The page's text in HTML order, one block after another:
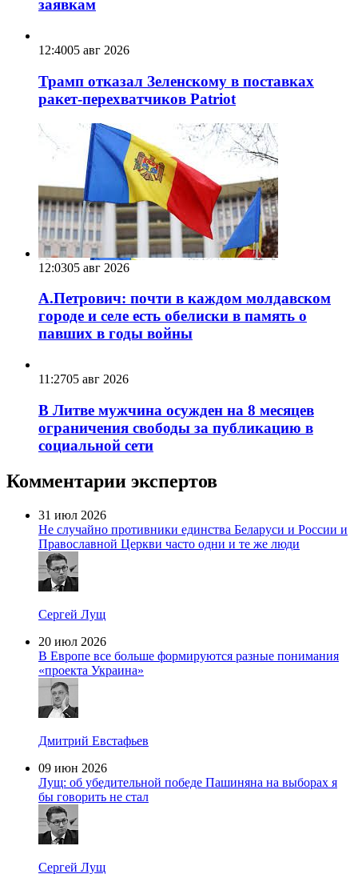
заявкам
12:4005 авг 2026
Трамп отказал Зеленскому в поставках
ракет-перехватчиков Patriot
12:0305 авг 2026
А.Петрович: почти в каждом молдавском
городе и селе есть обелиски в память о
павших в годы войны
11:2705 авг 2026
В Литве мужчина осужден на 8 месяцев
ограничения свободы за публикацию в
социальной сети
Комментарии экспертов
31 июл 2026
Не случайно противники единства Беларуси и России и
Православной Церкви часто одни и те же люди
Сергей Лущ
20 июл 2026
В Европе все больше формируются разные понимания
«проекта Украина»
Дмитрий Евстафьев
09 июн 2026
Лущ: об убедительной победе Пашиняна на выборах я
бы говорить не стал
Сергей Лущ